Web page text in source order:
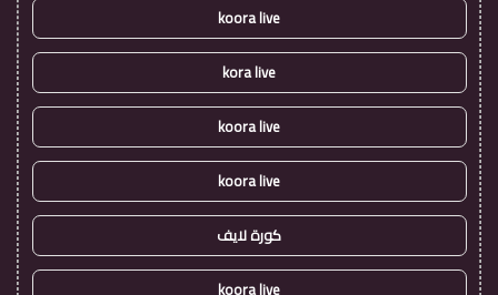
koora live
kora live
koora live
koora live
كورة لايف
koora live